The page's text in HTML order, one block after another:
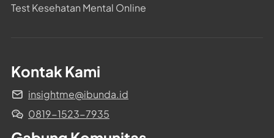
Test Kesehatan Mental Online
Kontak Kami
insightme@ibunda.id
0819-1523-7935